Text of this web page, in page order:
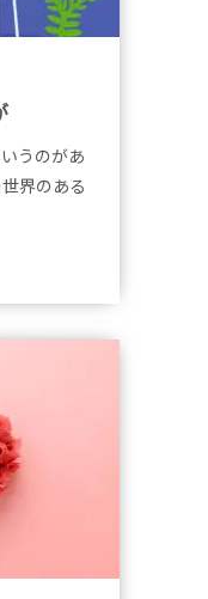
うのがあ
界のある